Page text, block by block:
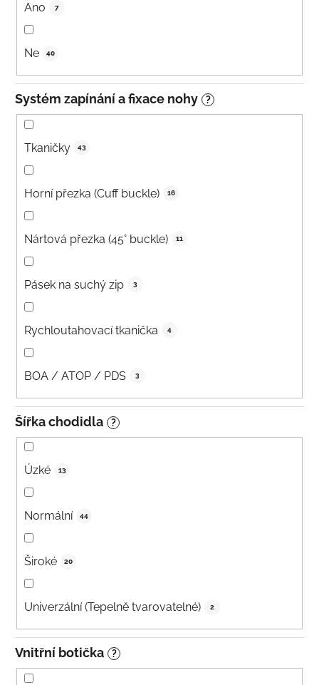
Ano 7
Ne 40
Systém zapínání a fixace nohy ?
Tkaničky 43
Horní přezka (Cuff buckle) 16
Nártová přezka (45° buckle) 11
Pásek na suchý zip 3
Rychloutahovací tkanička 4
BOA / ATOP / PDS 3
Šířka chodidla ?
Úzké 13
Normální 44
Široké 20
Univerzální (Tepelně tvarovatelné) 2
Vnitřní botička ?